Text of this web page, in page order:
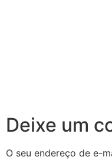
Deixe um
O seu endereço de e-